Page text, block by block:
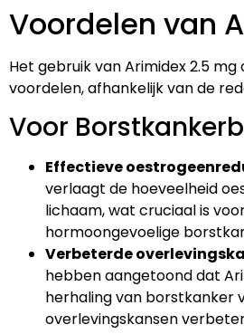
Voordelen van
Het gebruik van Arimidex 2.5
voordelen, afhankelijk van de
Voor
Effectieve
verlaagt de hoeveelheid
lichaam, wat cruciaal is
hormoongevoelige
Verbeterde
hebben aangetoond dat
herhaling van borstkanker
overlevingskansen